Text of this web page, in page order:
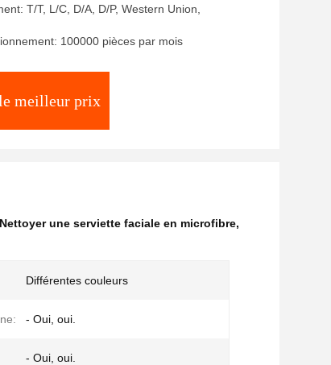
T/T, L/C, D/A, D/P, Western Union,
100000 pièces par mois
meilleur prix
Nettoyer une serviette faciale en microfibre,
Différentes couleurs
- Oui, oui.
- Oui, oui.